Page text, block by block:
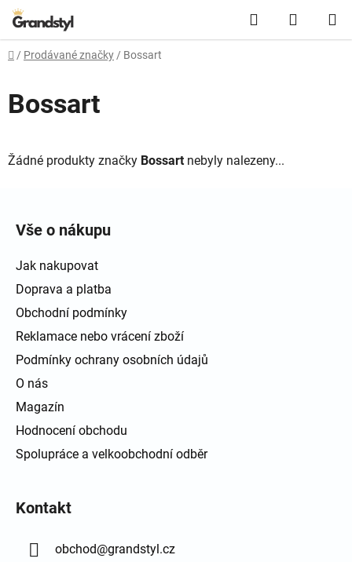
Přejít na obsah Hledat
Domů
/ Prodávané značky / Bossart
Bossart
Žádné produkty značky Bossart nebyly nalezeny...
Vše o nákupu
Jak nakupovat
Doprava a platba
Obchodní podmínky
Reklamace nebo vrácení zboží
Podmínky ochrany osobních údajů
O nás
Magazín
Hodnocení obchodu
Spolupráce a velkoobchodní odběr
Kontakt
obchod@grandstyl.cz